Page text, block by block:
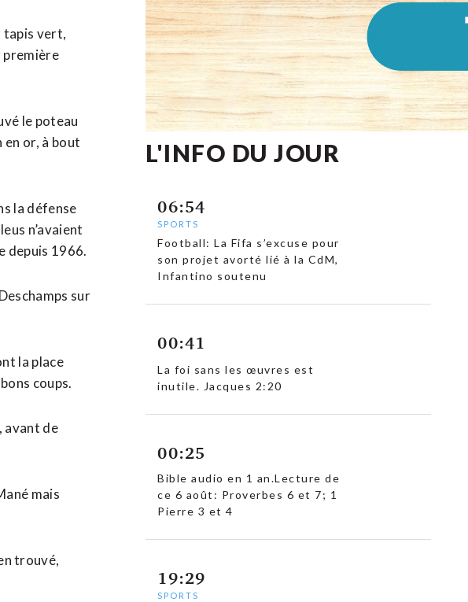
tapis vert,
première
le poteau
en ⁠or, à bout
la défense
n’avaient
depuis 1966.
sur
la place
coups.
avant de
mais
trouvé,
L'INFO DU JOUR
06:54
SPORTS
Football: La Fifa s’excuse pour
son projet avorté lié à la CdM,
Infantino soutenu
00:41
La foi sans les œuvres est
inutile. Jacques 2:20
00:25
Bible audio en 1 an.Lecture de
ce 6 août: Proverbes 6 et 7; 1
Pierre 3 et 4
19:29
SPORTS